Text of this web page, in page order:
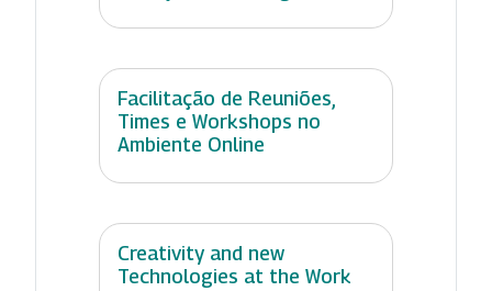
Facilitação de Reuniões,
Times e Workshops no
Ambiente Online
Creativity and new
Technologies at the Work